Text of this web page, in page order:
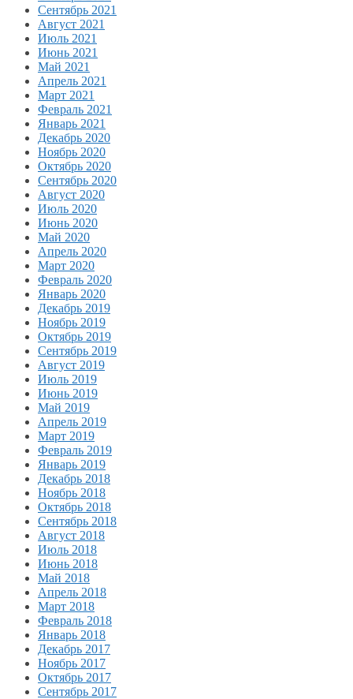
Сентябрь 2021
Август 2021
Июль 2021
Июнь 2021
Май 2021
Апрель 2021
Март 2021
Февраль 2021
Январь 2021
Декабрь 2020
Ноябрь 2020
Октябрь 2020
Сентябрь 2020
Август 2020
Июль 2020
Июнь 2020
Май 2020
Апрель 2020
Март 2020
Февраль 2020
Январь 2020
Декабрь 2019
Ноябрь 2019
Октябрь 2019
Сентябрь 2019
Август 2019
Июль 2019
Июнь 2019
Май 2019
Апрель 2019
Март 2019
Февраль 2019
Январь 2019
Декабрь 2018
Ноябрь 2018
Октябрь 2018
Сентябрь 2018
Август 2018
Июль 2018
Июнь 2018
Май 2018
Апрель 2018
Март 2018
Февраль 2018
Январь 2018
Декабрь 2017
Ноябрь 2017
Октябрь 2017
Сентябрь 2017